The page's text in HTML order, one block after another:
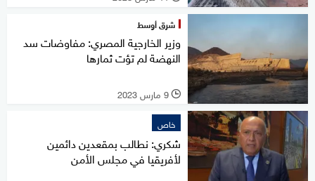
شرق أوسط
وزير الخارجية المصري: مفاوضات سد
النهضة لم تؤت ثمارها
l 9 مارس 2023
خاص
شكري: نطالب بمقعدين دائمين
لأفريقيا في مجلس الأمن